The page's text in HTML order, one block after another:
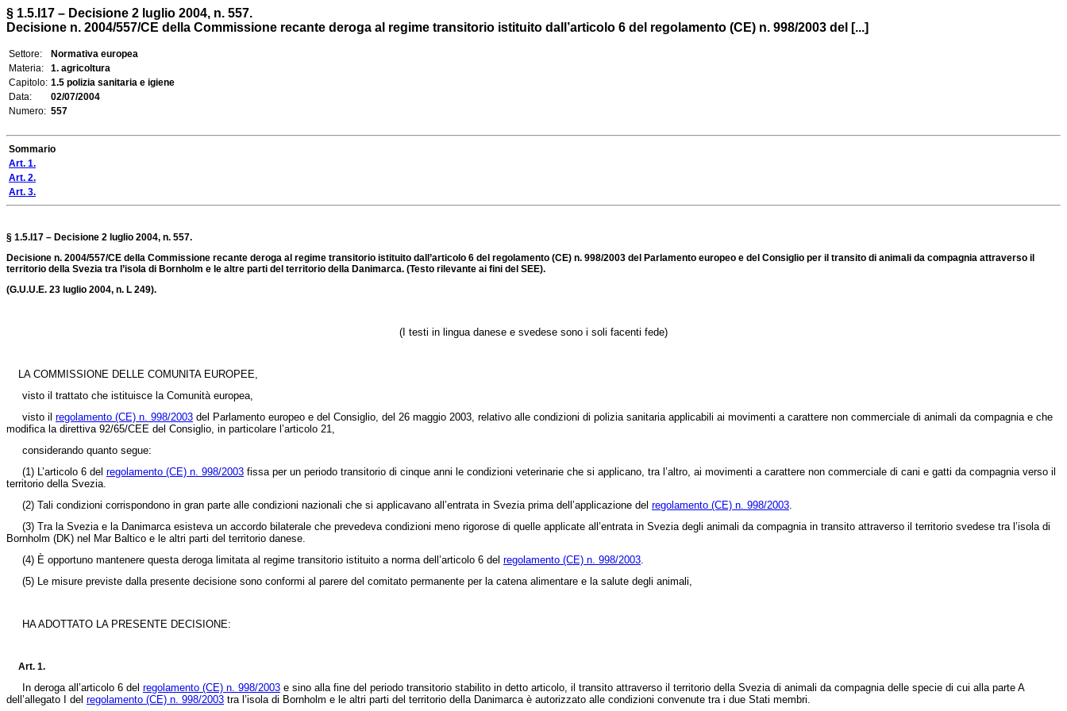
§ 1.5.I17 – Decisione 2 luglio 2004, n. 557.
Decisione n. 2004/557/CE della Commissione recante deroga al regime transitorio istituito dall’articolo 6 del regolamento (CE) n. 998/2003 del [...]
Settore:
Normativa europea
Materia:
1. agricoltura
Capitolo: 1.5 polizia sanitaria e igiene
Data:
02/07/2004
Numero: 557
Sommario
Art. 1.
Art. 2.
Art. 3.
§ 1.5.I17 – Decisione 2 luglio 2004, n. 557.
Decisione n. 2004/557/CE della Commissione recante deroga al regime transitorio istituito dall’articolo 6 del regolamento (CE) n. 998/2003 del Parlamento europeo e del Consiglio per il transito di animali da compagnia attraverso il
territorio della Svezia tra l’isola di Bornholm e le altre parti del territorio della Danimarca. (Testo rilevante ai fini del SEE).
(G.U.U.E. 23 luglio 2004, n. L 249).
(I testi in lingua danese e svedese sono i soli facenti fede)
LA COMMISSIONE DELLE COMUNITA EUROPEE,
visto il trattato che istituisce la Comunità europea,
visto il regolamento (CE) n. 998/2003 del Parlamento europeo e del Consiglio, del 26 maggio 2003, relativo alle condizioni di polizia sanitaria applicabili ai movimenti a carattere non commerciale di animali da compagnia e che
modifica la direttiva 92/65/CEE del Consiglio, in particolare l’articolo 21,
considerando quanto segue:
(1) L’articolo 6 del regolamento (CE) n. 998/2003 fissa per un periodo transitorio di cinque anni le condizioni veterinarie che si applicano, tra l’altro, ai movimenti a carattere non commerciale di cani e gatti da compagnia verso il
territorio della Svezia.
(2) Tali condizioni corrispondono in gran parte alle condizioni nazionali che si applicavano all’entrata in Svezia prima dell’applicazione del regolamento (CE) n. 998/2003.
(3) Tra la Svezia e la Danimarca esisteva un accordo bilaterale che prevedeva condizioni meno rigorose di quelle applicate all’entrata in Svezia degli animali da compagnia in transito attraverso il territorio svedese tra l’isola di
Bornholm (DK) nel Mar Baltico e le altri parti del territorio danese.
(4) È opportuno mantenere questa deroga limitata al regime transitorio istituito a norma dell’articolo 6 del regolamento (CE) n. 998/2003.
(5) Le misure previste dalla presente decisione sono conformi al parere del comitato permanente per la catena alimentare e la salute degli animali,
HA ADOTTATO LA PRESENTE DECISIONE:
Art. 1.
In deroga all’articolo 6 del regolamento (CE) n. 998/2003 e sino alla fine del periodo transitorio stabilito in detto articolo, il transito attraverso il territorio della Svezia di animali da compagnia delle specie di cui alla parte A
dell’allegato I del regolamento (CE) n. 998/2003 tra l’isola di Bornholm e le altri parti del territorio della Danimarca è autorizzato alle condizioni convenute tra i due Stati membri.